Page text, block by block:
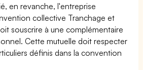
en revanche, l'entreprise
collective Tranchage et
souscrire à une complémentaire
Cette mutuelle doit respecter
définis dans la convention